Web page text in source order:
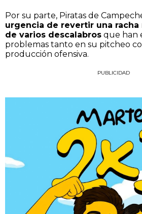
Por su parte, Piratas de
urgencia de revertir una
de varios descalabros que han
problemas tanto en su pitcheo
producción ofensiva.
PUBLICIDAD